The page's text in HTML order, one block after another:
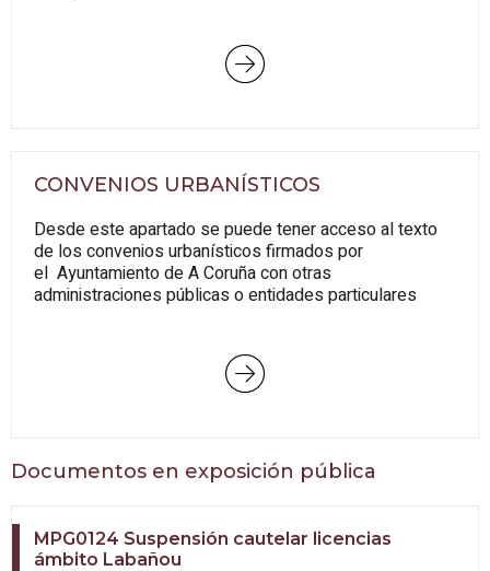
CONVENIOS URBANÍSTICOS
Desde este apartado se puede tener acceso al texto
de los convenios urbanísticos firmados por
el Ayuntamiento de A Coruña con otras
administraciones públicas o entidades particulares
Documentos en exposición pública
MPG0124 Suspensión cautelar licencias
ámbito Labañou